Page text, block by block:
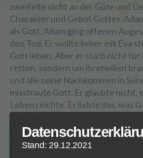
zweifelte nicht an der Güte und
Charakter und Gebot Gottes.
als Gott. Adam ging offenen
den Tod. Er wollte lieber mit Eva
Gott leben. Aber er starb nicht für
retten, sondern um ihretwillen
und alle seine Nachkommen in
misstraute Gott. Er glaubte nicht,
Leben reichte. Er liebte das, was
als Gott. Er wählte die
Schöpfer – und er starb.
Stand: 29.12.2021